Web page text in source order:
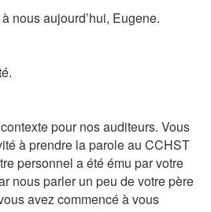
nous aujourd’hui, Eugene.
pour nos auditeurs. Vous
à prendre la parole au CCHST
personnel a été ému par votre
nous parler un peu de votre père
avez commencé à vous